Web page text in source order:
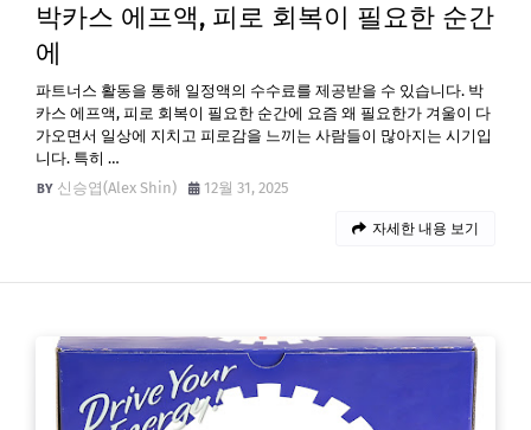
박카스 에프액, 피로 회복이 필요한 순간
에
파트너스 활동을 통해 일정액의 수수료를 제공받을 수 있습니다. 박
카스 에프액, 피로 회복이 필요한 순간에 요즘 왜 필요한가 겨울이 다
가오면서 일상에 지치고 피로감을 느끼는 사람들이 많아지는 시기입
니다. 특히 …
신승엽(Alex Shin)
12월 31, 2025
자세한 내용 보기